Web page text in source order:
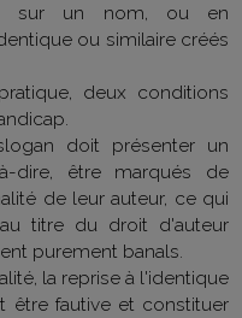
sur un nom, ou en
ou similaire créés
deux conditions
doit présenter un
dire, être marqués de
de leur auteur, ce qui
titre du droit d'auteur
purement banals.
la reprise à l'identique
être fautive et constituer